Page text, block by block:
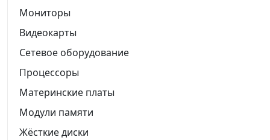
Мониторы
Видеокарты
Сетевое оборудование
Процессоры
Материнские платы
Модули памяти
Жёсткие диски